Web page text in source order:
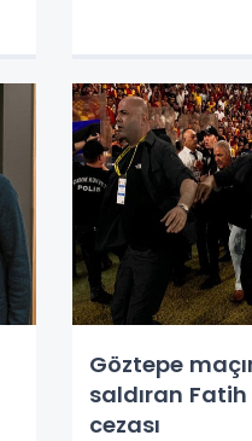
Göztepe
saldıran
cezası